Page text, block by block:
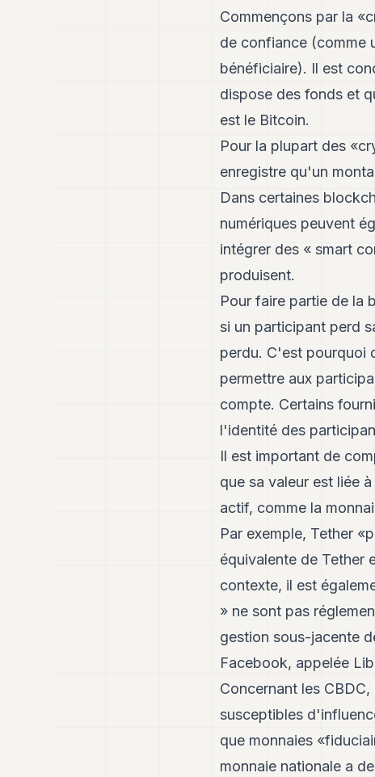
Commençons par la
de confiance (comme
bénéficiaire). Il est
dispose des fonds et
est le Bitcoin.
Pour la plupart des
enregistre qu'un
Dans certaines
numériques peuvent
intégrer des « smart
produisent.
Pour faire partie de la
si un participant perd
perdu. C'est pourquoi
permettre aux
compte. Certains
l'identité des
Il est important de
que sa valeur est liée
actif, comme la
Par exemple, Tether
équivalente de Tether
contexte, il est
» ne sont pas
gestion sous-jacente
Facebook, appelée
Concernant les
susceptibles
que monnaies
monnaie nationale a